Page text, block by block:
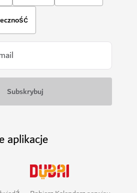
aplikacje